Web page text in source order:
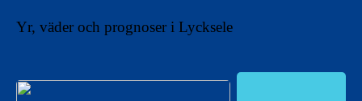
Yr, väder och prognoser i Lycksele